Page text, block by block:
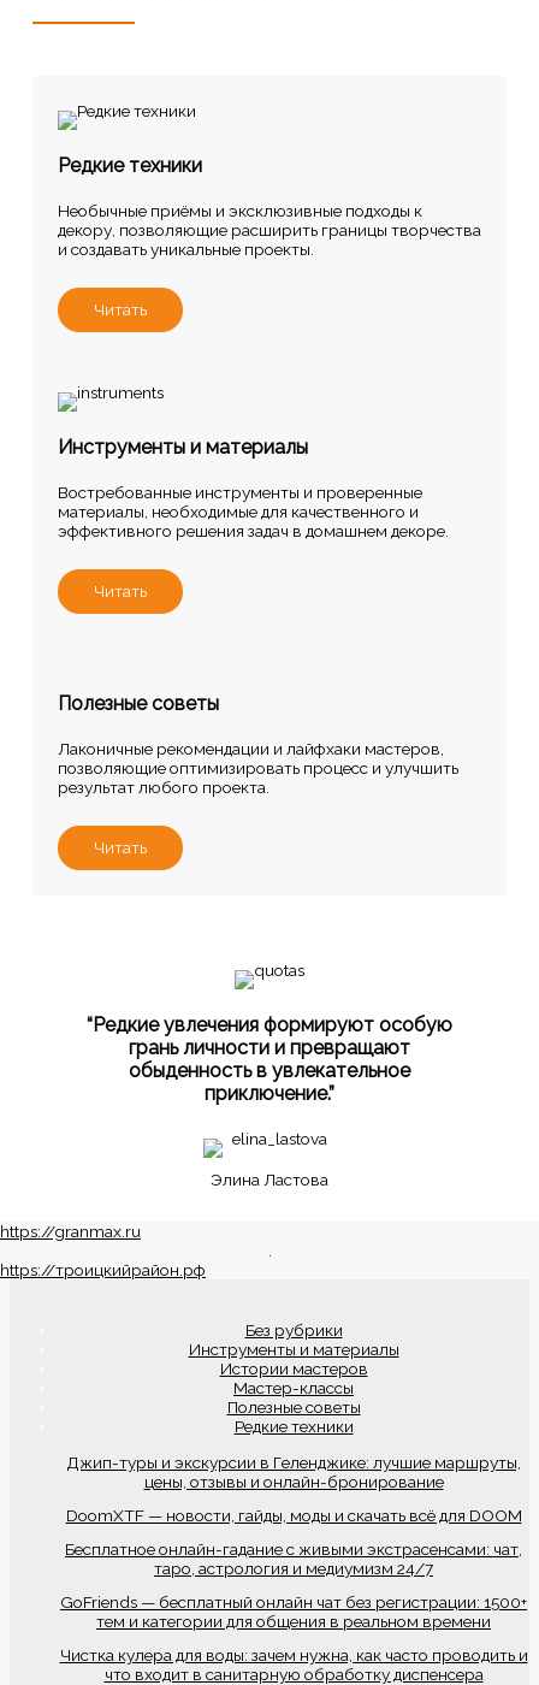
Редкие техники
Необычные приёмы и эксклюзивные подходы к
декору, позволяющие расширить границы творчества
и создавать уникальные проекты.
Читать
Инструменты и материалы
Востребованные инструменты и проверенные
материалы, необходимые для качественного и
эффективного решения задач в домашнем декоре.
Читать
Полезные советы
Лаконичные рекомендации и лайфхаки мастеров,
позволяющие оптимизировать процесс и улучшить
результат любого проекта.
Читать
“Редкие увлечения формируют особую
грань личности и превращают
обыденность в увлекательное
приключение.”
Элина Ластова
https://granmax.ru
.
https://троицкийрайон.рф
Без рубрики
Инструменты и материалы
Истории мастеров
Мастер-классы
Полезные советы
Редкие техники
Джип-туры и экскурсии в Геленджике: лучшие маршруты,
цены, отзывы и онлайн-бронирование
DoomXTF — новости, гайды, моды и скачать всё для DOOM
Бесплатное онлайн-гадание с живыми экстрасенсами: чат,
таро, астрология и медиумизм 24/7
GoFriends — бесплатный онлайн чат без регистрации: 1500+
тем и категории для общения в реальном времени
Чистка кулера для воды: зачем нужна, как часто проводить и
что входит в санитарную обработку диспенсера